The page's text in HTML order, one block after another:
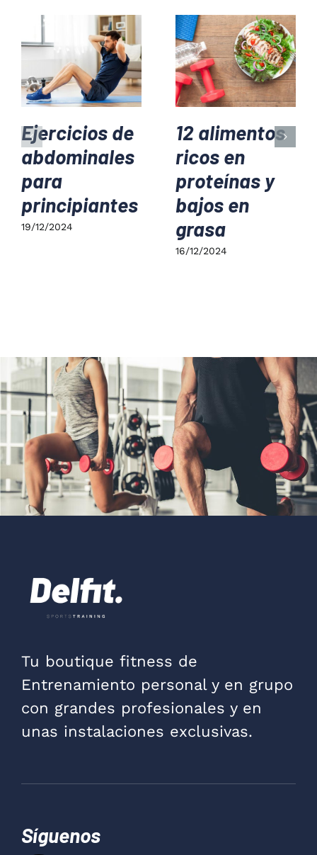
Ejercicios de
abdominales
para
principiantes
19/12/2024
12 alimentos
ricos en
proteínas y
bajos en
grasa
16/12/2024
Tu boutique fitness de
Entrenamiento personal y en grupo
con grandes profesionales y en
unas instalaciones exclusivas.
Síguenos